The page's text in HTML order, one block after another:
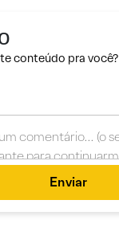
conteúdo pra você?
Enviar